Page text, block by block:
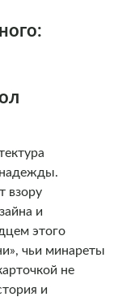
надежды.
взору
и
этого
чьи минареты
не
и